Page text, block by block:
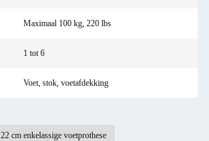
Maximaal 100 kg, 220 lbs
1 tot 6
Voet, stok, voetafdekking
22 cm enkelassige voetprothese